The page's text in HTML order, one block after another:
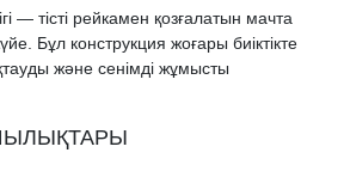
— тісті рейкамен қозғалатын мачта
Бұл конструкция жоғары биіктікте
және сенімді жұмысты